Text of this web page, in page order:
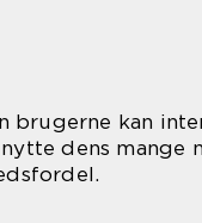
brugerne kan
dens mange